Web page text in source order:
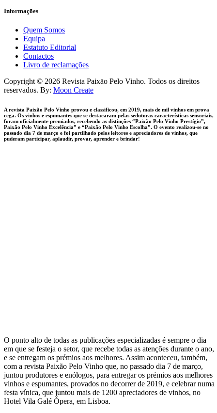
Informaçōes
Quem Somos
Equipa
Estatuto Editorial
Contactos
Livro de reclamações
facebook-
1
instagram
Copyright © 2026 Revista Paixāo Pelo Vinho. Todos os direitos
reservados. By: Moon Create
A revista Paixão Pelo Vinho provou e classificou, em 2019, mais de mil vinhos em prova
cega. Os vinhos e espumantes que se destacaram pelas sedutoras características sensoriais,
foram oficialmente premiados, recebendo as distinções “Paixão Pelo Vinho Prestígio”,
Paixão Pelo Vinho Excelência” e “Paixão Pelo Vinho Escolha”. O evento realizou-se no
passado dia 7 de março e foi partilhado pelos leitores e apreciadores de vinhos, que
puderam participar, aplaudir, provar, aprender e brindar!
O ponto alto de todas as publicações especializadas é sempre o dia
em que se festeja o setor, que recebe todas as atenções durante o ano,
e se entregam os prémios aos melhores. Assim aconteceu, também,
com a revista Paixão Pelo Vinho que, no passado dia 7 de março,
juntou produtores e enólogos, para entregar os prémios aos melhores
vinhos e espumantes, provados no decorrer de 2019, e celebrar numa
festa vínica, que juntou mais de 1200 apreciadores de vinhos, no
Hotel Vila Galé Ópera, em Lisboa.